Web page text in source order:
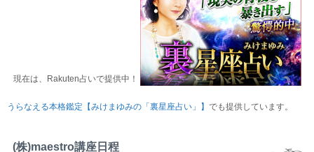
現在は、Rakuten占いで提供中！
うらなえる本格鑑定【みけまゆみの「裏星座占い」】 でも提供しています。
(株)maestro講座日程